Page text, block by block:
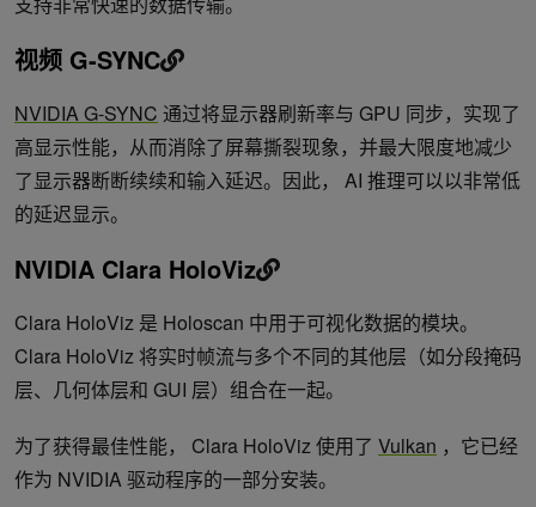
视频 G-SYNC
NVIDIA G-SYNC 通过将显示器刷新率与 GPU 同步，实现了
高显示性能，从而消除了屏幕撕裂现象，并最大限度地减少
了显示器断断续续和输入延迟。因此， AI 推理可以以非常低
的延迟显示。
NVIDIA Clara HoloViz
Clara HoloViz 是 Holoscan 中用于可视化数据的模块。
Clara HoloViz 将实时帧流与多个不同的其他层（如分段掩码
层、几何体层和 GUI 层）组合在一起。
为了获得最佳性能， Clara HoloViz 使用了 Vulkan ，它已经
作为 NVIDIA 驱动程序的一部分安装。